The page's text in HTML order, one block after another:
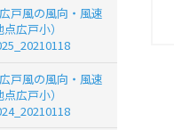
戸風の風向・風速
点広戸小）
戸風の風向・風速
点広戸小）